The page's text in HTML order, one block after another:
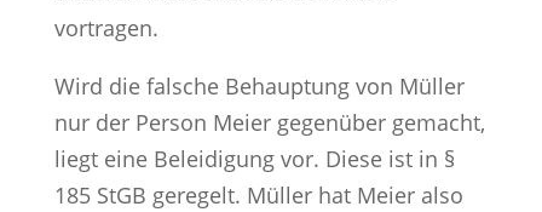
vortragen.
Wird die falsche Behauptung von Müller
nur der Person Meier gegenüber gemacht,
liegt eine Beleidigung vor. Diese ist in §
185 StGB geregelt. Müller hat Meier also